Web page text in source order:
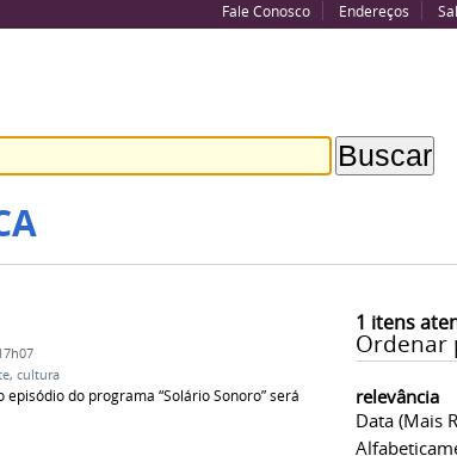
Fale Conosco Endereços
1 itens
Ordenar
relevância
Data (mais
, cultura
do programa “Solário Sonoro” será